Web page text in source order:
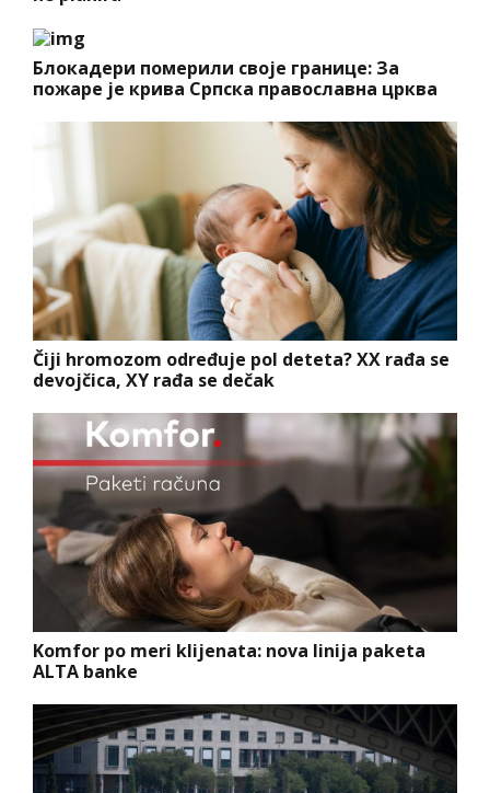
Блокадери померили своје границе: За
пожаре је крива Српска православна црква
Čiji hromozom određuje pol deteta? XX rađa se
devojčica, XY rađa se dečak
Komfor po meri klijenata: nova linija paketa
ALTA banke